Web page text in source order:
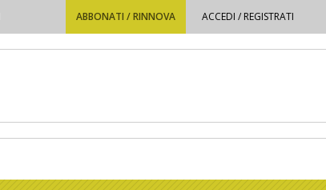
ABBONATI / RINNOVA ACCEDI / REGISTRATI